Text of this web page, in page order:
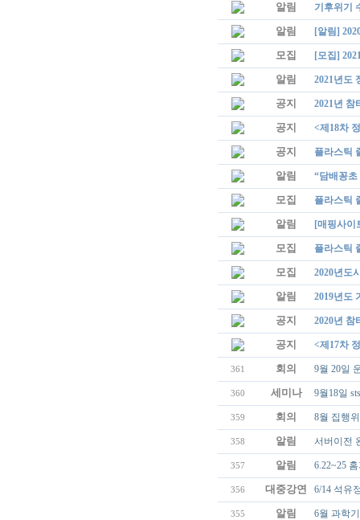
알림 기후위기
알림 [알림]
모집 [모집]
알림 2021년도
공지 2021년 참
공지 <제18차
공지 플라스틱
알림 “담배꽁초
모집 플라스틱
알림 [매핑사이
모집 플라스틱
모집 2020년도
알림 2019년도
공지 2020년 참
공지 <제17차
361 회의 9월 20일
360 세미나 9월18일
359 회의 8월 집행
358 알림 서버이전
357 알림 6.22~25
356 대중강연 6/14 석유
355 알림 6월 과학